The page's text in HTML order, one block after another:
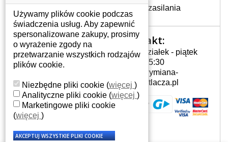
Częstymi objawami są pomijanie liter
czy wyświetlanie innych liter oraz
dublowanie tych samych znaków. W
przypadku podlicia klawisze nie
powrócą do pierwotnej pozycji. Albo
też uszkodzenie mechaniczne, np.
JAK TO DZIAŁA?
Klawiatura składa się z kilku
warstw folii, z których przewodzą
przewodzące warstwy.
Gdzie nas znajdziesz
Złącza zasilania
Twoje konto
Twoje konto
Dane osobowe
Adresy
Historia zamówień
Kontakt:
Poniedziałek - piątek
7:00 - 15:30
info@wymiana-
wyswietlacza.pl
Używamy plików cookie podczas
świadczenia usług. Aby zapewnić
spersonalizowane zakupy, prosimy
o wyrażenie zgody na
przetwarzanie wszystkich rodzajów
plików cookie.
Niezbędne pliki cookie (więcej )
Analityczne pliki cookie (więcej )
Marketingowe pliki cookie
(więcej )